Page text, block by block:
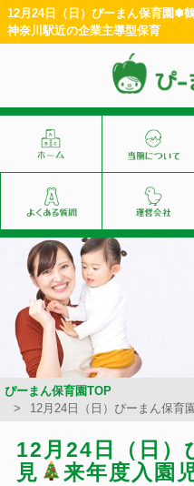
12月24日（日）ぴーまん保育園✽
神奈川駅近の企業主導型保育
ぴーまん保育園TOP
12月24日（日）ぴーまん保育
12月24日（日）
見
来年度入園